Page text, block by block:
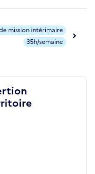
mission intérimaire
35h/semaine